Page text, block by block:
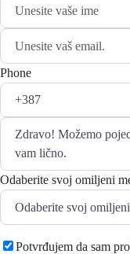
Phone
Odaberite svoj omiljeni
Potvrđujem da sam